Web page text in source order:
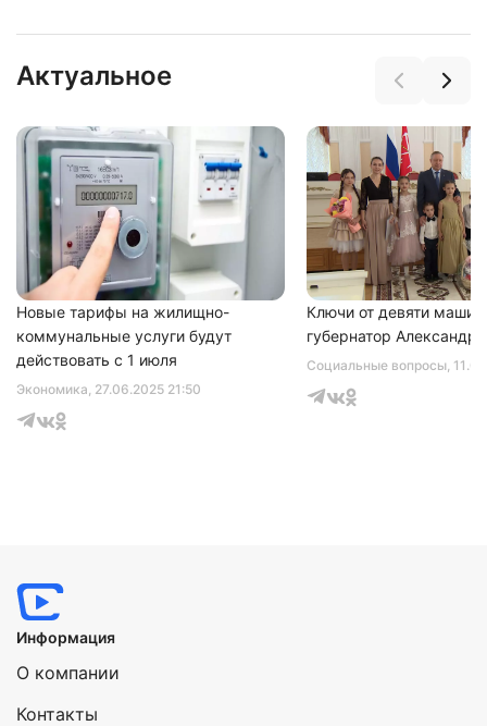
Актуальное
Экономика, 27.06.2025 21:50
Новые тарифы на жилищно-
коммунальные услуги будут
действовать с 1 июля
Социальные вопросы,
Ключи от девяти машин
губернатор Александр
Информация
О компании
Контакты